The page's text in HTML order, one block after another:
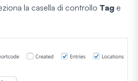
la casella di controllo Tag e